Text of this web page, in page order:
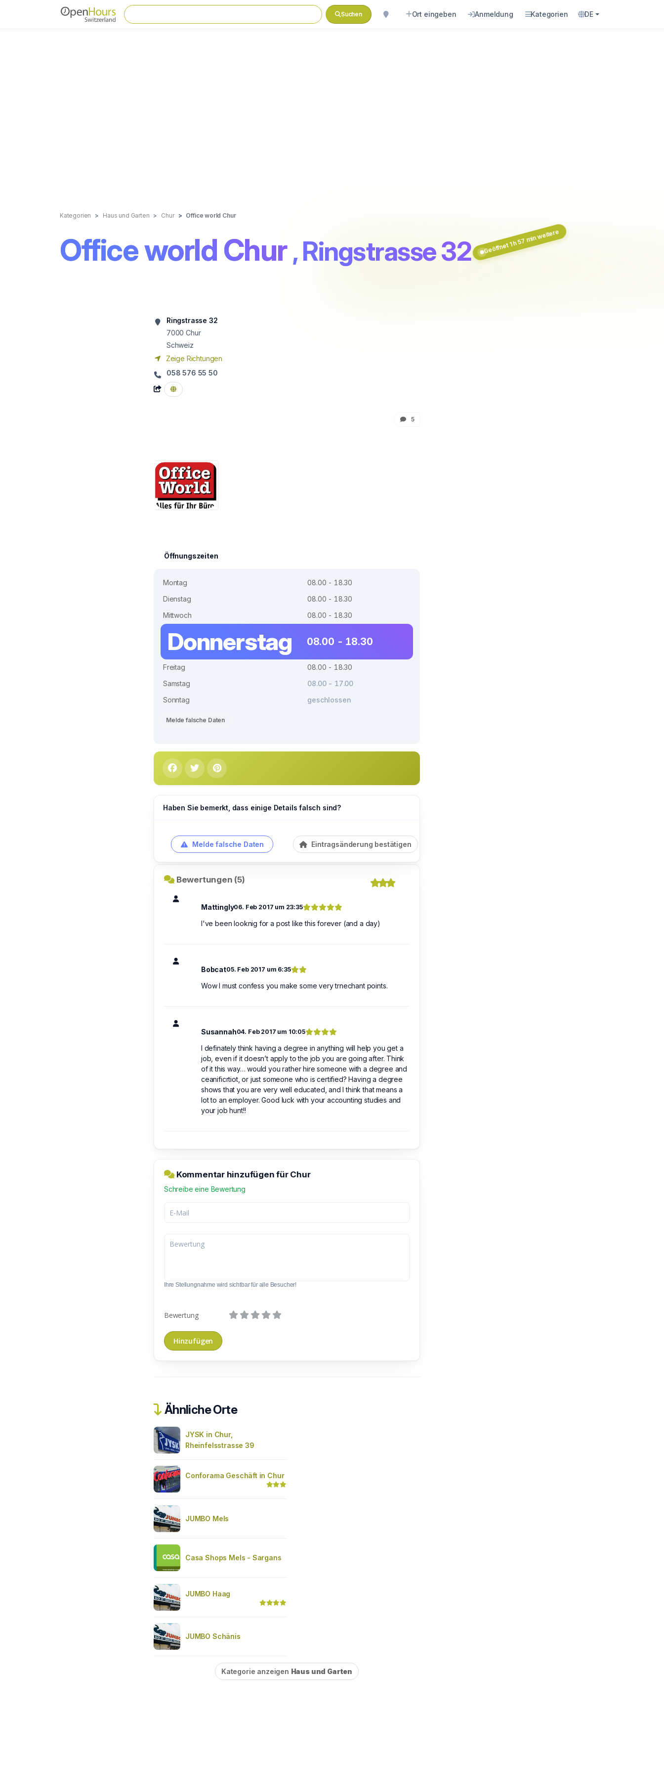
Suchen Ort eingeben Anmeldung Kategorien DE
Kategorien Haus und Garten Chur Office world Chur
Office world Chur , Ringstrasse 32 Geöffnet 1 h 57 min weitere
Ringstrasse 32
7000 Chur
Schweiz
Zeige Richtungen
058 576 55 50
5
Öffnungszeiten
Montag
08.00 - 18.30
Dienstag
08.00 - 18.30
Mittwoch
08.00 - 18.30
Donnerstag 08.00 - 18.30
Freitag
08.00 - 18.30
Samstag
08.00 - 17.00
Sonntag
geschlossen
Melde falsche Daten
Haben Sie bemerkt, dass einige Details falsch sind?
Melde falsche Daten Eintragsänderung bestätigen
Bewertungen (5)
Mattingly06. Feb 2017 um 23:35
I've been looknig for a post like this forever (and a day)
Bobcat05. Feb 2017 um 6:35
Wow I must confess you make some very trnechant points.
Susannah04. Feb 2017 um 10:05
I definately think having a degree in anything will help you get a
job, even if it doesn’t apply to the job you are going after. Think
of it this way… would you rather hire someone with a degree and
ceanificrtiot, or just someone who is certified? Having a degree
shows that you are very well educated, and I think that means a
lot to an employer. Good luck with your accounting studies and
your job hunt!!
Kommentar hinzufügen für Chur
Schreibe eine Bewertung
Ihre Stellungnahme wird sichtbar für alle Besucher!
Bewertung
Ähnliche Orte
JYSK in Chur,
Rheinfelsstrasse 39
Conforama Geschäft in Chur
JUMBO Mels
Casa Shops Mels - Sargans
JUMBO Haag
JUMBO Schänis
Kategorie anzeigen Haus und Garten